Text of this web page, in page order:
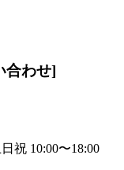
合わせ]
祝 10:00〜18:00